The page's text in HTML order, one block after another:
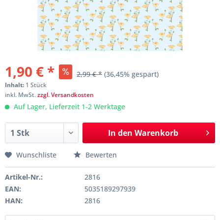
1,90 € * 2,99 € * (36,45% gespart)
Inhalt: 1 Stück
inkl. MwSt.zzgl. Versandkosten
Auf Lager, Lieferzeit 1-2 Werktage
In den Warenkorb
Wunschliste Bewerten
Artikel-Nr.:
2816
EAN:
5035189297939
HAN:
2816